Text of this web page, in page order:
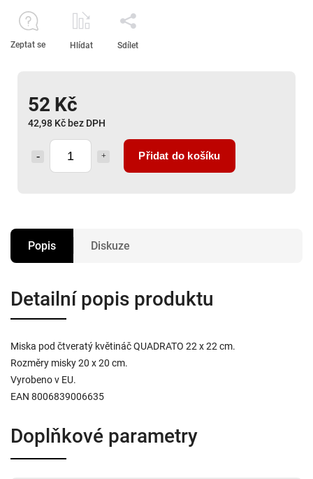
52 Kč
42,98 Kč bez DPH
Přidat do košíku
Zeptat se Hlídat Sdílet
Popis Diskuze
Detailní popis produktu
Miska pod čtveratý květináč QUADRATO 22 x 22 cm.
Rozměry misky 20 x 20 cm.
Vyrobeno v EU.
EAN 8006839006635
Doplňkové parametry